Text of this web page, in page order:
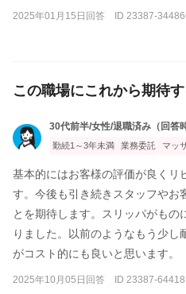
2025年01月15日回答 ID 23387-
この職場にこれから期待
30代前半/女性/退職済み（回答時
勤続1～3年未満
業務委託 マッ
基本的にはお客様の評価が良くリ
す。今後も引き続きスタッフやお
とを期待します。スリッパがもの
りました。以前のようなもう少
がコスト的にも良いと思います。
2025年10月05日回答 ID 23387-